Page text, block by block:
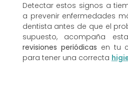
Detectar estos signos a
a prevenir enfermedades
dentista antes de que el
supuesto, acompaña
revisiones periódicas en tu
para tener una correcta